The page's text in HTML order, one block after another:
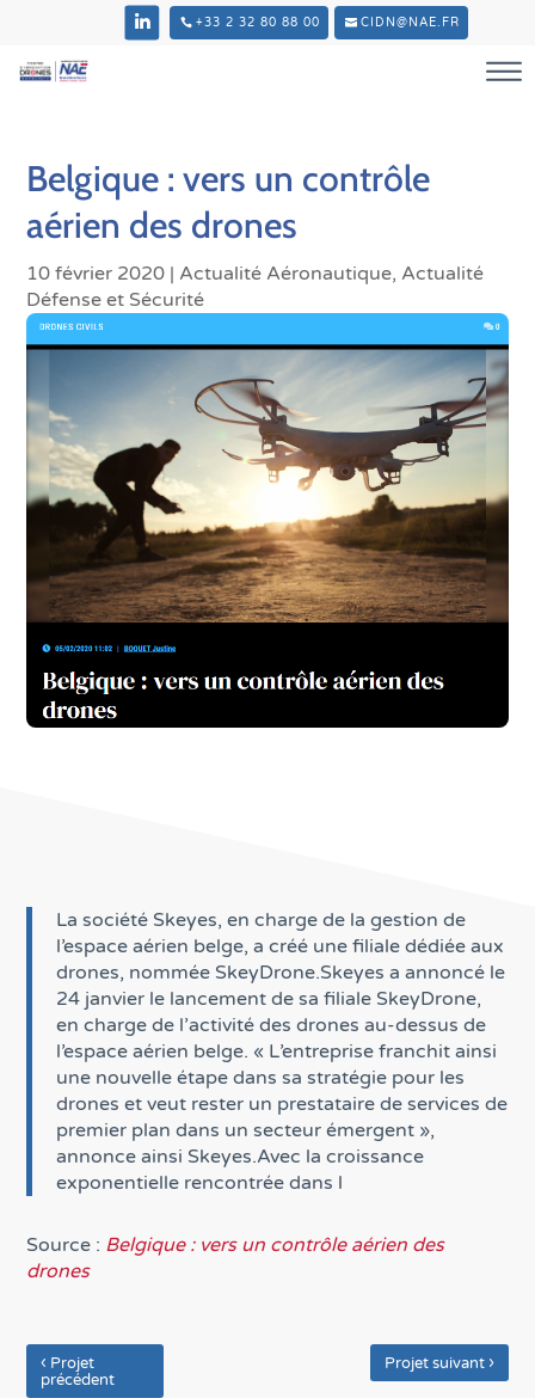
+33 2 32 80 88 00 CIDN@NAE.FR
Belgique : vers un contrôle
aérien des drones
10 février 2020 | Actualité Aéronautique, Actualité
Défense et Sécurité
La société Skeyes, en charge de la gestion de
l’espace aérien belge, a créé une filiale dédiée aux
drones, nommée SkeyDrone.Skeyes a annoncé le
24 janvier le lancement de sa filiale SkeyDrone,
en charge de l’activité des drones au-dessus de
l’espace aérien belge. « L’entreprise franchit ainsi
une nouvelle étape dans sa stratégie pour les
drones et veut rester un prestataire de services de
premier plan dans un secteur émergent »,
annonce ainsi Skeyes.Avec la croissance
exponentielle rencontrée dans l
Source : Belgique : vers un contrôle aérien des
drones
‹ Projet
précédent
Projet suivant ›